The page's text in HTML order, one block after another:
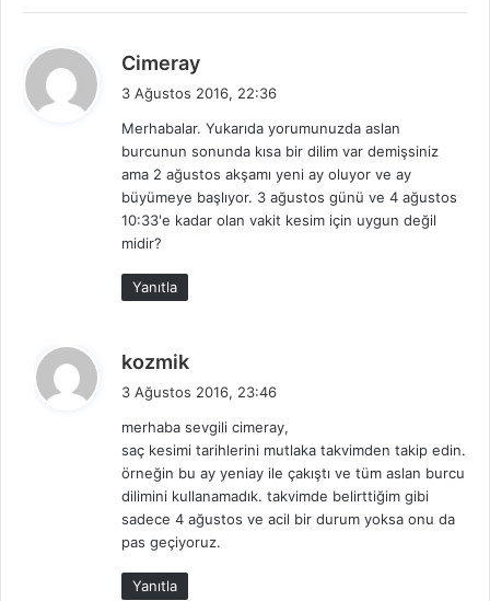
Cimeray
k
i
3 Ağustos 2016, 22:36
Merhabalar. Yukarıda yorumunuzda aslan
burcunun sonunda kısa bir dilim var demişsiniz
ama 2 ağustos akşamı yeni ay oluyor ve ay
büyümeye başlıyor. 3 ağustos günü ve 4 ağustos
10:33'e kadar olan vakit kesim için uygun değil
midir?
Yanıtla
kozmik
i
k
i
3 Ağustos 2016, 23:46
merhaba sevgili cimeray,
saç kesimi tarihlerini mutlaka takvimden takip edin.
örneğin bu ay yeniay ile çakıştı ve tüm aslan burcu
dilimini kullanamadık. takvimde belirttiğim gibi
sadece 4 ağustos ve acil bir durum yoksa onu da
pas geçiyoruz.
Yanıtla